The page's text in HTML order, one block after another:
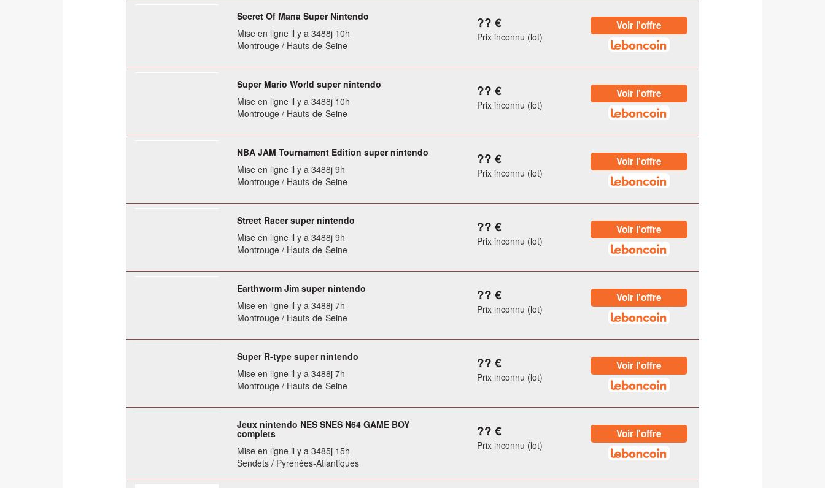
Secret Of Mana Super Nintendo
Mise en ligne il y a 3488j 10h
Montrouge / Hauts-de-Seine
?? €
Prix inconnu (lot)
Super Mario World super nintendo
Mise en ligne il y a 3488j 10h
Montrouge / Hauts-de-Seine
?? €
Prix inconnu (lot)
NBA JAM Tournament Edition super nintendo
Mise en ligne il y a 3488j 9h
Montrouge / Hauts-de-Seine
?? €
Prix inconnu (lot)
Street Racer super nintendo
Mise en ligne il y a 3488j 9h
Montrouge / Hauts-de-Seine
?? €
Prix inconnu (lot)
Earthworm Jim super nintendo
Mise en ligne il y a 3488j 7h
Montrouge / Hauts-de-Seine
?? €
Prix inconnu (lot)
Super R-type super nintendo
Mise en ligne il y a 3488j 7h
Montrouge / Hauts-de-Seine
?? €
Prix inconnu (lot)
Jeux nintendo NES SNES N64 GAME BOY
complets
Mise en ligne il y a 3485j 15h
Sendets / Pyrénées-Atlantiques
?? €
Prix inconnu (lot)